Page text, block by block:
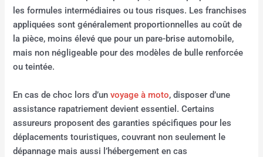
les formules intermédiaires ou tous risques. Les franchises
appliquées sont généralement proportionnelles au coût de
la pièce, moins élevé que pour un pare-brise automobile,
mais non négligeable pour des modèles de bulle renforcée
ou teintée.
En cas de choc lors d’unvoyage à moto, disposer d’une
assistance rapatriement devient essentiel. Certains
assureurs proposent des garanties spécifiques pour les
déplacements touristiques, couvrant non seulement le
dépannage mais aussi l’hébergement en cas